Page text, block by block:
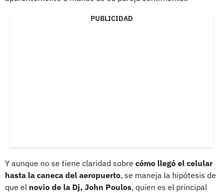
PUBLICIDAD
Y aunque no se tiene claridad sobre cómo llegó el celular
hasta la caneca del aeropuerto, se maneja la hipótesis de
que el novio de la Dj, John Poulos, quien es el principal